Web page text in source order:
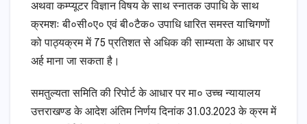
अथवा कम्प्यूटर विज्ञान विषय के साथ स्नातक उपाधि के साथ
क्रमशः बी०सी०ए० एवं बी०टैक० उपाधि धारित समस्त याचिगणों
को पाठ्यक्रम में 75 प्रतिशत से अधिक की साम्यता के आधार पर
अर्ह माना जा सकता है।
समतुल्यता समिति की रिपोर्ट के आधार पर मा० उच्च न्यायालय
उत्तराखण्ड के आदेश अंतिम निर्णय दिनांक 31.03.2023 के क्रम में